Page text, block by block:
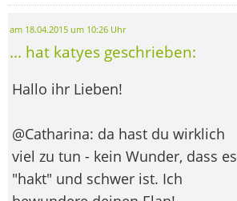
am 18.04.2015 um 10:26 Uhr
... hat katyes geschrieben:
Hallo ihr Lieben!
@Catharina: da hast du wirklich
viel zu tun - kein Wunder, dass es
"hakt" und schwer ist. Ich